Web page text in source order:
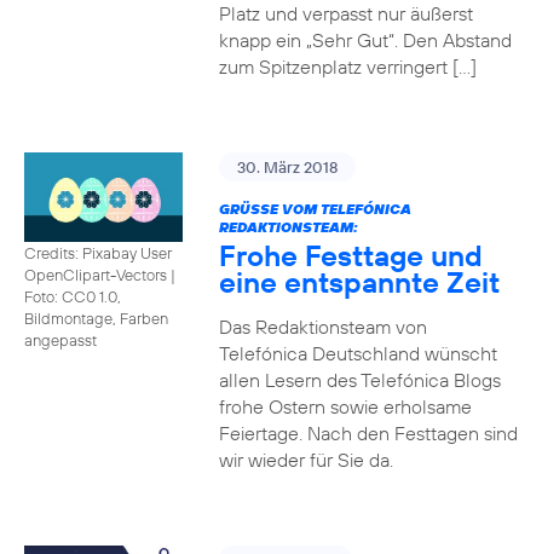
Platz und verpasst nur äußerst
knapp ein „Sehr Gut“. Den Abstand
zum Spitzenplatz verringert […]
Credits: Pixabay User
OpenClipart-Vectors |
Foto: CC0 1.0,
Bildmontage, Farben
angepasst
30. März 2018
GRÜSSE VOM TELEFÓNICA R
EDAKTIONSTEAM:
Frohe Festtage und
eine entspannte Zeit
Das Redaktionsteam von
Telefónica Deutschland wünscht
allen Lesern des Telefónica Blogs
frohe Ostern sowie erholsame
Feiertage. Nach den Festtagen sind
wir wieder für Sie da.